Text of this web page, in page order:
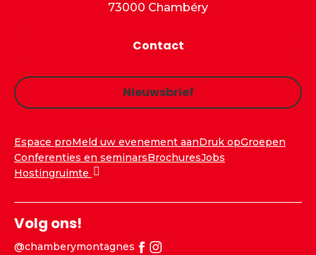
73000 Chambéry
Contact
Nieuwsbrief
Espace proMeld uw evenement aanDruk opGroepen
Conferenties en seminarsBrochuresJobs
Hostingruimte
Volg ons!
@chamberymontagnes